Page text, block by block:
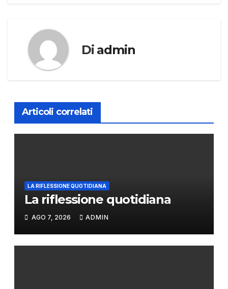
Di admin
Articoli correlati
LA RIFLESSIONE QUOTIDIANA
La riflessione quotidiana
AGO 7, 2026 ADMIN